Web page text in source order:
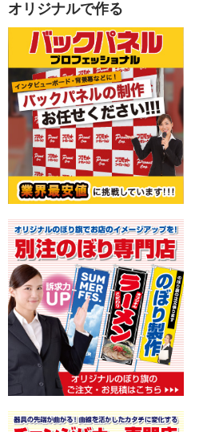
オリジナルで作る